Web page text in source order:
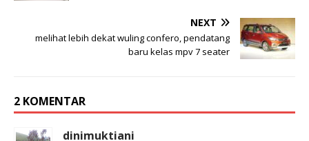
NEXT
melihat lebih dekat wuling confero, pendatang
baru kelas mpv 7 seater
2 KOMENTAR
dinimuktiani